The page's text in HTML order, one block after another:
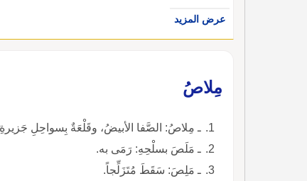
عرض المزيد
مِلاصُ
ـ مِلاصُ: الصَّفا الأبيضُ، وقَلْعَةٌ بِسواحِلِ
ـ مَلَصَ بسلْحِهِ: رَمَى به.
ـ مَلِصَ: سَقَطَ مُتَزَلِّجاً.